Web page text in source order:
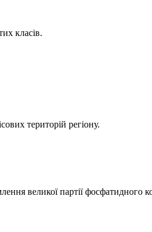
класів.
територій регіону.
великої партії фосфатидного